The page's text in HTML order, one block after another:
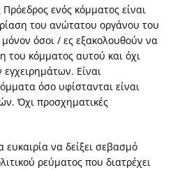
ενός κόμματος είναι
του ανώτατου οργάνου του
όσοι / ες εξακολουθούν να
του κόμματος αυτού και όχι
εγχειρημάτων. Είναι
όσο υφίστανται είναι
Όχι προσχηματικές
ευκαιρία να δείξει σεβασμό
ρεύματος που διατρέχει